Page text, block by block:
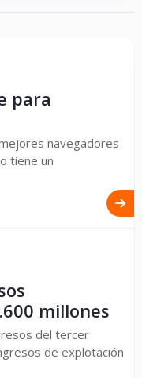
para
navegadores
tiene un
millones
del tercer
de explotación